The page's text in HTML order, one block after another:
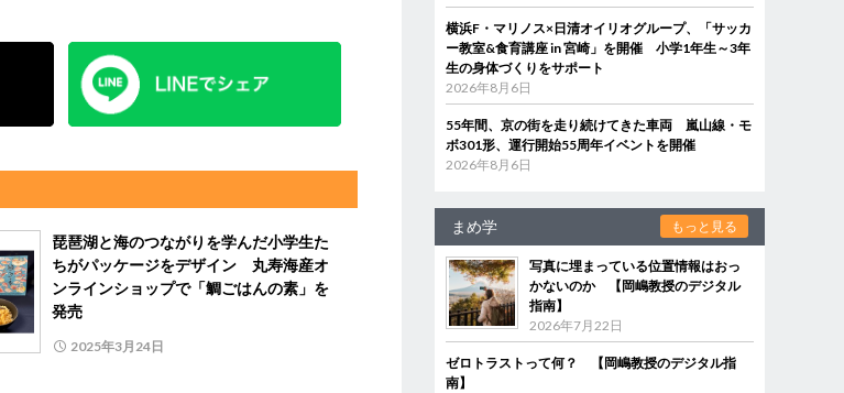
琵琶湖と海のつながりを学んだ小学生た
ちがパッケージをデザイン 丸寿海産オ
ンラインショップで「鯛ごはんの素」を
発売
2025年3月24日
横浜F・マリノス×日清オイリオグループ、「サッカ
ー教室&食育講座 in 宮崎」を開催 小学1年生～3年
生の身体づくりをサポート
2026年8月6日
55年間、京の街を走り続けてきた車両 嵐山線・モ
ボ301形、運行開始55周年イベントを開催
2026年8月6日
まめ学 もっと見る
写真に埋まっている位置情報はおっ
かないのか 【岡嶋教授のデジタル
指南】
2026年7月22日
ゼロトラストって何？ 【岡嶋教授のデジタル指
南】